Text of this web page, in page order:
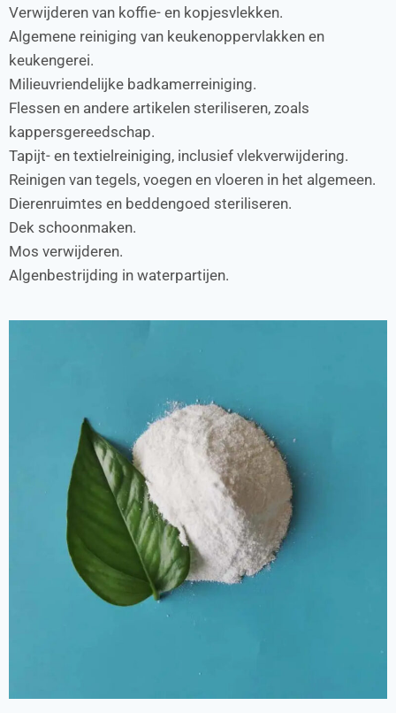
Verwijderen van koffie- en kopjesvlekken.
Algemene reiniging van keukenoppervlakken en
keukengerei.
Milieuvriendelijke badkamerreiniging.
Flessen en andere artikelen steriliseren, zoals
kappersgereedschap.
Tapijt- en textielreiniging, inclusief vlekverwijdering.
Reinigen van tegels, voegen en vloeren in het algemeen.
Dierenruimtes en beddengoed steriliseren.
Dek schoonmaken.
Mos verwijderen.
Algenbestrijding in waterpartijen.